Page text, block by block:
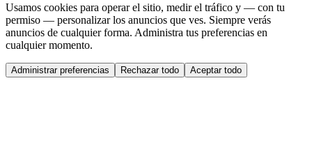
Usamos cookies para operar el sitio, medir el tráfico y — con tu
permiso — personalizar los anuncios que ves. Siempre verás
anuncios de cualquier forma. Administra tus preferencias en
cualquier momento.
Administrar preferencias Rechazar todo Aceptar todo